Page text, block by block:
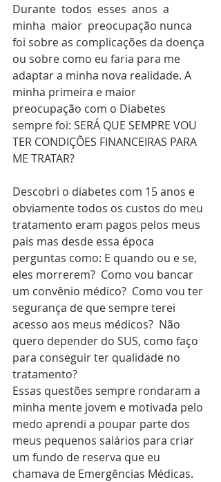
Durante  todos  esses  anos  a
minha  maior  preocupação nunca
foi sobre as complicações da doença
ou sobre como eu faria para me
adaptar a minha nova realidade. A
minha primeira e maior
preocupação com o Diabetes
sempre foi: SERÁ QUE SEMPRE VOU
TER CONDIÇÕES FINANCEIRAS PARA
ME TRATAR?
Descobri o diabetes com 15 anos e
obviamente todos os custos do meu
tratamento eram pagos pelos meus
pais mas desde essa época
perguntas como: E quando ou e se,
eles morrerem?  Como vou bancar
um convênio médico?  Como vou ter
segurança de que sempre terei
acesso aos meus médicos?  Não
quero depender do SUS, como faço
para conseguir ter qualidade no
tratamento?
Essas questões sempre rondaram a
minha mente jovem e motivada pelo
medo aprendi a poupar parte dos
meus pequenos salários para criar
um fundo de reserva que eu
chamava de Emergências Médicas.